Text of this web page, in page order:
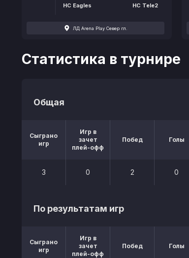
HC Eagles HC Tele2
ЛД Arena Play Север гл.
Статистика в турнире
Общая
Сыграно
игр
Игр в
зачет
плей-офф
Побед Голы
3 0 2 0
По результатам игр
Сыграно
игр
Игр в
зачет
плей-офф
Побед Голы